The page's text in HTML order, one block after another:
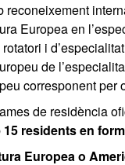
Europea en
i
de
corresponent per
de residència
15 residents en
Europea o